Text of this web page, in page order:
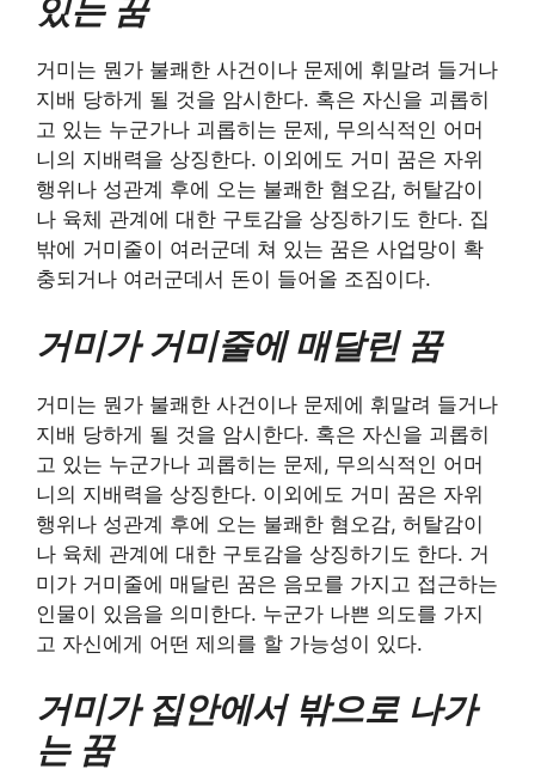
있는 꿈
거미는 뭔가 불쾌한 사건이나 문제에 휘말려 들거나
지배 당하게 될 것을 암시한다. 혹은 자신을 괴롭히
고 있는 누군가나 괴롭히는 문제, 무의식적인 어머
니의 지배력을 상징한다. 이외에도 거미 꿈은 자위
행위나 성관계 후에 오는 불쾌한 혐오감, 허탈감이
나 육체 관계에 대한 구토감을 상징하기도 한다. 집
밖에 거미줄이 여러군데 쳐 있는 꿈은 사업망이 확
충되거나 여러군데서 돈이 들어올 조짐이다.
거미가 거미줄에 매달린 꿈
거미는 뭔가 불쾌한 사건이나 문제에 휘말려 들거나
지배 당하게 될 것을 암시한다. 혹은 자신을 괴롭히
고 있는 누군가나 괴롭히는 문제, 무의식적인 어머
니의 지배력을 상징한다. 이외에도 거미 꿈은 자위
행위나 성관계 후에 오는 불쾌한 혐오감, 허탈감이
나 육체 관계에 대한 구토감을 상징하기도 한다. 거
미가 거미줄에 매달린 꿈은 음모를 가지고 접근하는
인물이 있음을 의미한다. 누군가 나쁜 의도를 가지
고 자신에게 어떤 제의를 할 가능성이 있다.
거미가 집안에서 밖으로 나가
는 꿈